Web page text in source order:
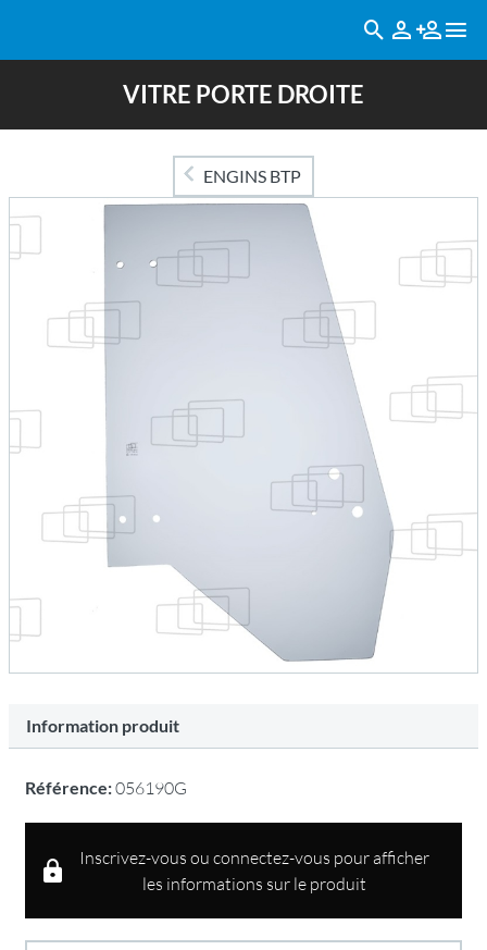
VITRE PORTE DROITE
ENGINS BTP
Information produit
Référence:056190G
Inscrivez-vous ou connectez-vous pour afficher
les informations sur le produit